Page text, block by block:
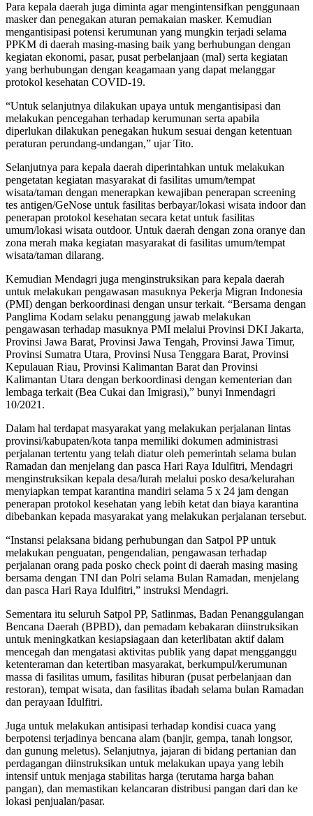
Para kepala daerah juga diminta agar mengintensifkan penggunaan
masker dan penegakan aturan pemakaian masker. Kemudian
mengantisipasi potensi kerumunan yang mungkin terjadi selama
PPKM di daerah masing-masing baik yang berhubungan dengan
kegiatan ekonomi, pasar, pusat perbelanjaan (mal) serta kegiatan
yang berhubungan dengan keagamaan yang dapat melanggar
protokol kesehatan COVID-19.
“Untuk selanjutnya dilakukan upaya untuk mengantisipasi dan
melakukan pencegahan terhadap kerumunan serta apabila
diperlukan dilakukan penegakan hukum sesuai dengan ketentuan
peraturan perundang-undangan,” ujar Tito.
Selanjutnya para kepala daerah diperintahkan untuk melakukan
pengetatan kegiatan masyarakat di fasilitas umum/tempat
wisata/taman dengan menerapkan kewajiban penerapan screening
tes antigen/GeNose untuk fasilitas berbayar/lokasi wisata indoor dan
penerapan protokol kesehatan secara ketat untuk fasilitas
umum/lokasi wisata outdoor. Untuk daerah dengan zona oranye dan
zona merah maka kegiatan masyarakat di fasilitas umum/tempat
wisata/taman dilarang.
Kemudian Mendagri juga menginstruksikan para kepala daerah
untuk melakukan pengawasan masuknya Pekerja Migran Indonesia
(PMI) dengan berkoordinasi dengan unsur terkait. “Bersama dengan
Panglima Kodam selaku penanggung jawab melakukan
pengawasan terhadap masuknya PMI melalui Provinsi DKI Jakarta,
Provinsi Jawa Barat, Provinsi Jawa Tengah, Provinsi Jawa Timur,
Provinsi Sumatra Utara, Provinsi Nusa Tenggara Barat, Provinsi
Kepulauan Riau, Provinsi Kalimantan Barat dan Provinsi
Kalimantan Utara dengan berkoordinasi dengan kementerian dan
lembaga terkait (Bea Cukai dan Imigrasi),” bunyi Inmendagri
10/2021.
Dalam hal terdapat masyarakat yang melakukan perjalanan lintas
provinsi/kabupaten/kota tanpa memiliki dokumen administrasi
perjalanan tertentu yang telah diatur oleh pemerintah selama bulan
Ramadan dan menjelang dan pasca Hari Raya Idulfitri, Mendagri
menginstruksikan kepala desa/lurah melalui posko desa/kelurahan
menyiapkan tempat karantina mandiri selama 5 x 24 jam dengan
penerapan protokol kesehatan yang lebih ketat dan biaya karantina
dibebankan kepada masyarakat yang melakukan perjalanan tersebut.
“Instansi pelaksana bidang perhubungan dan Satpol PP untuk
melakukan penguatan, pengendalian, pengawasan terhadap
perjalanan orang pada posko check point di daerah masing masing
bersama dengan TNI dan Polri selama Bulan Ramadan, menjelang
dan pasca Hari Raya Idulfitri,” instruksi Mendagri.
Sementara itu seluruh Satpol PP, Satlinmas, Badan Penanggulangan
Bencana Daerah (BPBD), dan pemadam kebakaran diinstruksikan
untuk meningkatkan kesiapsiagaan dan keterlibatan aktif dalam
mencegah dan mengatasi aktivitas publik yang dapat mengganggu
ketenteraman dan ketertiban masyarakat, berkumpul/kerumunan
massa di fasilitas umum, fasilitas hiburan (pusat perbelanjaan dan
restoran), tempat wisata, dan fasilitas ibadah selama bulan Ramadan
dan perayaan Idulfitri.
Juga untuk melakukan antisipasi terhadap kondisi cuaca yang
berpotensi terjadinya bencana alam (banjir, gempa, tanah longsor,
dan gunung meletus). Selanjutnya, jajaran di bidang pertanian dan
perdagangan diinstruksikan untuk melakukan upaya yang lebih
intensif untuk menjaga stabilitas harga (terutama harga bahan
pangan), dan memastikan kelancaran distribusi pangan dari dan ke
lokasi penjualan/pasar.